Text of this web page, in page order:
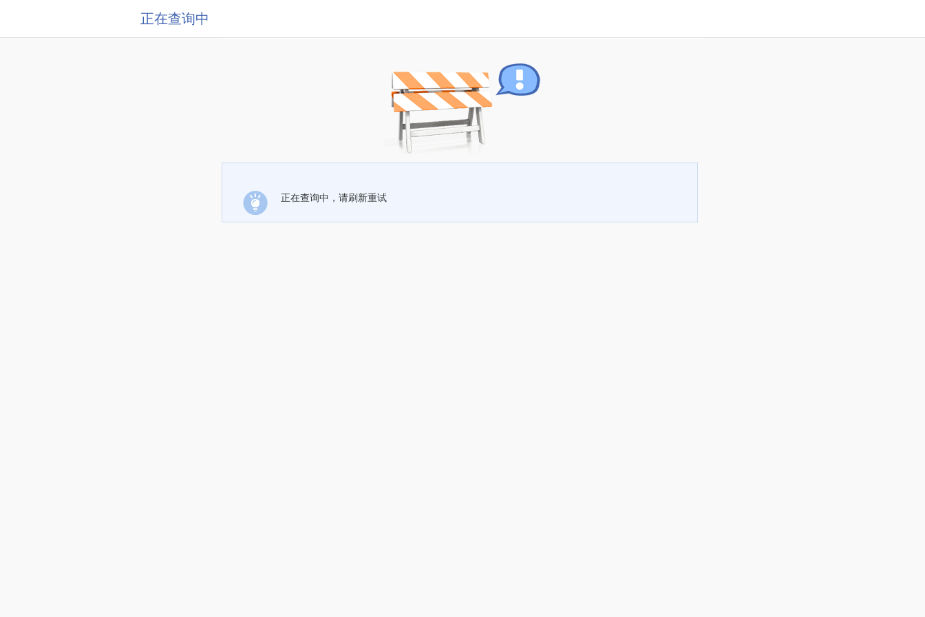
正在查询中
正在查询中，请刷新重试